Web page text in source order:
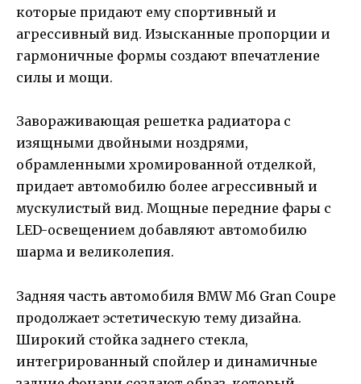
которые придают ему спортивный и
агрессивный вид. Изысканные пропорции и
гармоничные формы создают впечатление
силы и мощи.
Завораживающая решетка радиатора с
изящными двойными ноздрями,
обрамленными хромированной отделкой,
придает автомобилю более агрессивный и
мускулистый вид. Мощные передние фары с
LED-освещением добавляют автомобилю
шарма и великолепия.
Задняя часть автомобиля BMW M6 Gran Coupe
продолжает эстетическую тему дизайна.
Широкий стойка заднего стекла,
интегрированный спойлер и динамичные